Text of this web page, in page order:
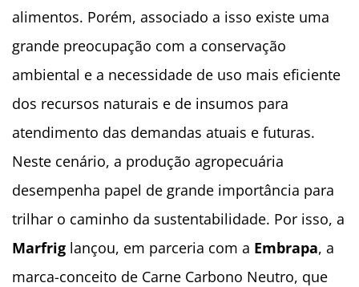
alimentos. Porém, associado a isso existe uma
grande preocupação com a conservação
ambiental e a necessidade de uso mais eficiente
dos recursos naturais e de insumos para
atendimento das demandas atuais e futuras.
Neste cenário, a produção agropecuária
desempenha papel de grande importância para
trilhar o caminho da sustentabilidade. Por isso, a
Marfrig lançou, em parceria com a Embrapa, a
marca-conceito de Carne Carbono Neutro, que